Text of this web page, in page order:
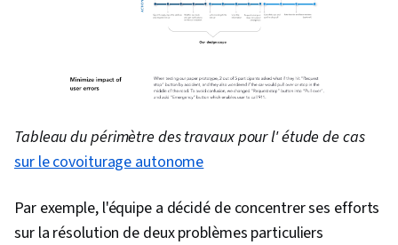
Tableau du périmètre des travaux pour l' étude de cas
sur le covoiturage autonome
Par exemple, l'équipe a décidé de concentrer ses efforts
sur la résolution de deux problèmes particuliers